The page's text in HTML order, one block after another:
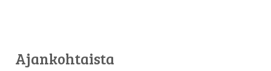
Ajankohtaista